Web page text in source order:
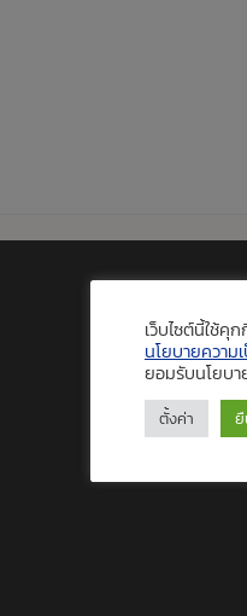
เว็บไซต์นี้ใช้
นโยบายความ
ยอมรับนโยบา
ตั้งค่า